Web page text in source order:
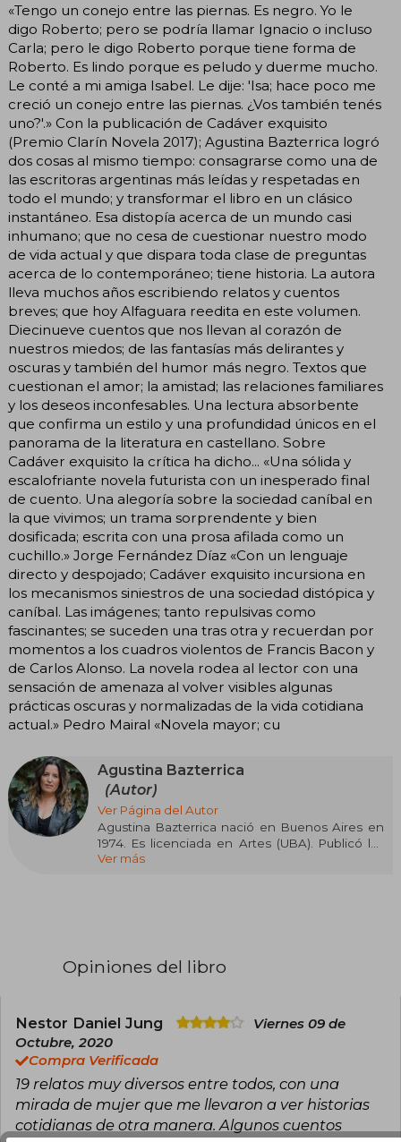
«Tengo un conejo entre las piernas. Es negro. Yo le
digo Roberto; pero se podría llamar Ignacio o incluso
Carla; pero le digo Roberto porque tiene forma de
Roberto. Es lindo porque es peludo y duerme mucho.
Le conté a mi amiga Isabel. Le dije: 'Isa; hace poco me
creció un conejo entre las piernas. ¿Vos también tenés
uno?'.» Con la publicación de Cadáver exquisito
(Premio Clarín Novela 2017); Agustina Bazterrica logró
dos cosas al mismo tiempo: consagrarse como una de
las escritoras argentinas más leídas y respetadas en
todo el mundo; y transformar el libro en un clásico
instantáneo. Esa distopía acerca de un mundo casi
inhumano; que no cesa de cuestionar nuestro modo
de vida actual y que dispara toda clase de preguntas
acerca de lo contemporáneo; tiene historia. La autora
lleva muchos años escribiendo relatos y cuentos
breves; que hoy Alfaguara reedita en este volumen.
Diecinueve cuentos que nos llevan al corazón de
nuestros miedos; de las fantasías más delirantes y
oscuras y también del humor más negro. Textos que
cuestionan el amor; la amistad; las relaciones familiares
y los deseos inconfesables. Una lectura absorbente
que confirma un estilo y una profundidad únicos en el
panorama de la literatura en castellano. Sobre
Cadáver exquisito la crítica ha dicho... «Una sólida y
escalofriante novela futurista con un inesperado final
de cuento. Una alegoría sobre la sociedad caníbal en
la que vivimos; un trama sorprendente y bien
dosificada; escrita con una prosa afilada como un
cuchillo.» Jorge Fernández Díaz «Con un lenguaje
directo y despojado; Cadáver exquisito incursiona en
los mecanismos siniestros de una sociedad distópica y
caníbal. Las imágenes; tanto repulsivas como
fascinantes; se suceden una tras otra y recuerdan por
momentos a los cuadros violentos de Francis Bacon y
de Carlos Alonso. La novela rodea al lector con una
sensación de amenaza al volver visibles algunas
prácticas oscuras y normalizadas de la vida cotidiana
actual.» Pedro Mairal «Novela mayor; cu
Agustina Bazterrica
(Autor)
Ver Página del Autor
Agustina Bazterrica nació en Buenos Aires en
1974. Es licenciada en Artes (UBA). Publicó las
novelas Matar a la niña (2103) y Cadáver
lo será en Estados Unidos, Taiwán, Arabia
Diecinueve garras y un pájaro oscuro es la
edición revisada y ampliada del volumen de
cuentos publicado en 2016 con el título Antes
del encuentro feroz. Varios de los textos aquí
incluidos fueron premiados (Primer Premio
Municipal de la Ciudad de Buenos Aires
«Cuento Inédito 2004/2005» y Primer Premio del
Concurso Latinoamericano de Cuento
Ver más
Opiniones del libro
Nestor Daniel Jung
Viernes 09 de
Octubre, 2020
Compra Verificada
19 relatos muy diversos entre todos, con una
mirada de mujer que me llevaron a ver historias
cotidianas de otra manera. Algunos cuentos